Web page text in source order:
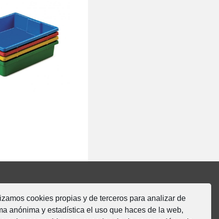
cookies propias y de terceros para analizar de
anónima y estadística el uso que haces de la web,
MOBeduc